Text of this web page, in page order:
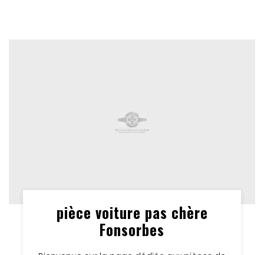
pièce voiture pas chère
Fonsorbes